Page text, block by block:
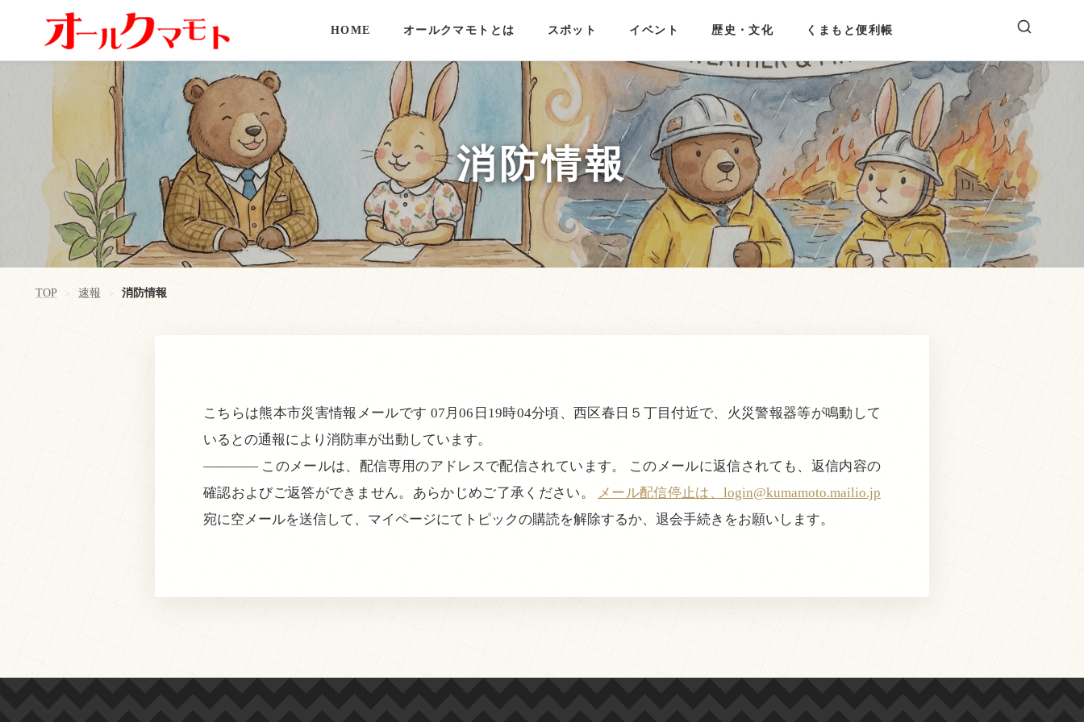
HOME オールクマモトとは スポット イベント 歴史・文化 くまもと便利帳
消防情報
TOP > 速報 > 消防情報
こちらは熊本市災害情報メールです 07月06日19時04分頃、西区春日５丁目付近で、火災警報器等が鳴動して
いるとの通報により消防車が出動しています。
———— このメールは、配信専用のアドレスで配信されています。 このメールに返信されても、返信内容の
確認およびご返答ができません。あらかじめご了承ください。 メール配信停止は、login@kumamoto.mailio.jp
宛に空メールを送信して、マイページにてトピックの購読を解除するか、退会手続きをお願いします。